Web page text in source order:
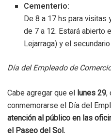
Cementerio:
De 8 a 17 hs para visitas
de 7 a 12. Estará abierto
Lejarraga) y el
Día del Empleado de
Cabe agregar que el lunes 29,
conmemorarse el Día del
atención al público en las
el Paseo del Sol.